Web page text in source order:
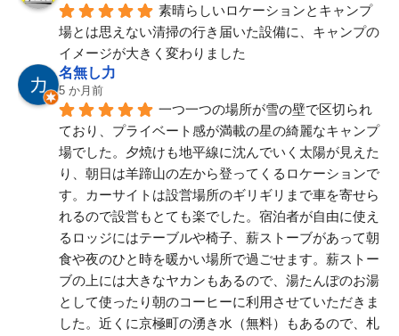
素晴らしいロケーションとキャンプ
場とは思えない清掃の行き届いた設備に、キャンプの
イメージが大きく変わりました
名無し力
5 か月前
一つ一つの場所が雪の壁で区切られ
ており、プライベート感が満載の星の綺麗なキャンプ
場でした。夕焼けも地平線に沈んでいく太陽が見えた
り、朝日は羊蹄山の左から登ってくるロケーションで
す。カーサイトは設営場所のギリギリまで車を寄せら
れるので設営もとても楽でした。宿泊者が自由に使え
るロッジにはテーブルや椅子、薪ストーブがあって朝
食や夜のひと時を暖かい場所で過ごせます。薪ストー
ブの上には大きなヤカンもあるので、湯たんぽのお湯
として使ったり朝のコーヒーに利用させていただきま
した。近くに京極町の湧き水（無料）もあるので、札